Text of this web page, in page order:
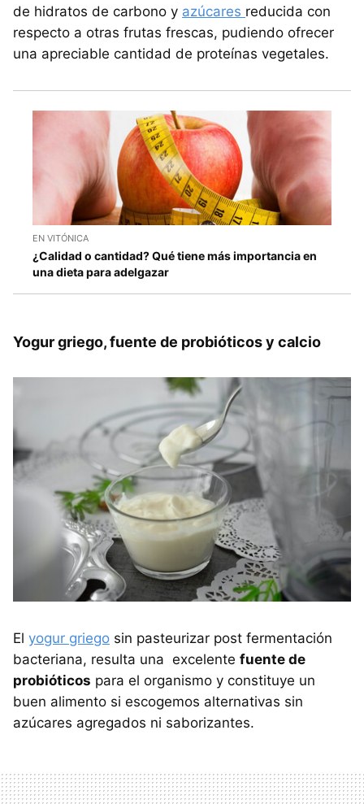
de hidratos de carbono y azúcares reducida con
respecto a otras frutas frescas, pudiendo ofrecer
una apreciable cantidad de proteínas vegetales.
EN VITÓNICA
¿Calidad o cantidad? Qué tiene más importancia en
una dieta para adelgazar
Yogur griego, fuente de probióticos y calcio
El yogur griego sin pasteurizar post fermentación
bacteriana, resulta una excelente fuente de
probióticos para el organismo y constituye un
buen alimento si escogemos alternativas sin
azúcares agregados ni saborizantes.